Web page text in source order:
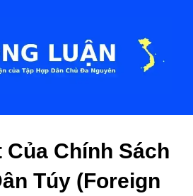
Của Chính Sách
Túy (Foreign